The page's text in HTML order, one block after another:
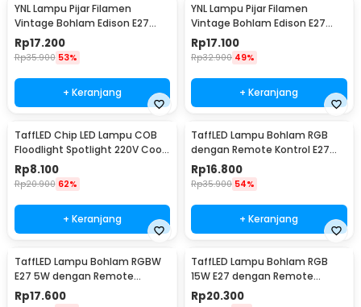
YNL Lampu Pijar Filamen
Vintage Bohlam Edison E27
40W - ST64
Rp17.200
Rp35.900 53%
+ Keranjang
YNL Lampu Pijar Filamen
Vintage Bohlam Edison E27
60W - ST64
Rp17.100
Rp32.900 49%
+ Keranjang
TaffLED Chip LED Lampu COB
Floodlight Spotlight 220V Cool
White 6000K 50W - COB4060-
AC220-50
Rp8.100
Rp20.900 62%
+ Keranjang
TaffLED Lampu Bohlam RGB
dengan Remote Kontrol E27
3W - BONDA B2
Rp16.800
Rp35.900 54%
+ Keranjang
TaffLED Lampu Bohlam RGBW
E27 5W dengan Remote
Control - A60
Rp17.600
TaffLED Lampu Bohlam RGB
15W E27 dengan Remote
Control - B5
Rp20.300